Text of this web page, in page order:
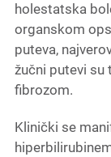
holestatska
organskom
puteva,
žučni putevi su
fibrozom.
Klinički se